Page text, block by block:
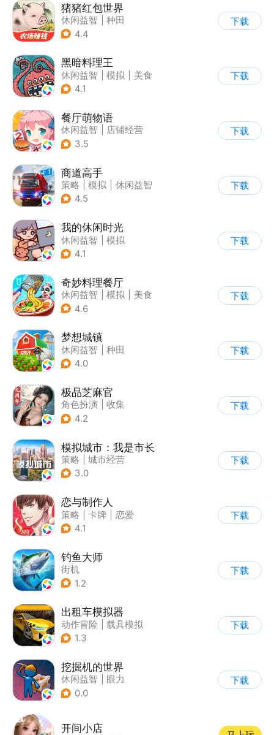
猪猪红包世界
休闲益智
种田
| 田园生活
4.4
下载
黑暗料理王
休闲益智 模拟
美食
| 卡通
4.1
下载
餐厅萌物语
休闲益智
店铺经营
| 美食
3.5
下载
商道高手
策略 模拟
休闲益智
| 收集
4.5
下载
我的休闲时光
休闲益智
模拟
4.1
下载
奇妙料理餐厅
休闲益智 模拟
美食
| 宝宝巴士
4.6
下载
梦想城镇
休闲益智
种田
| 田园生活
4.0
下载
极品芝麻官
角色扮演
收集
| 架空历史
4.2
下载
模拟城市：我是市长
策略
城市经营
| 模拟城市
3.0
下载
恋与制作人
策略 卡牌
恋爱
| 乙女
4.1
下载
钓鱼大师
街机
1.2
下载
出租车模拟器
动作冒险
载具模拟
| 汽车
1.3
下载
挖掘机的世界
休闲益智
眼力
| 儿童游戏
0.0
下载
开间小店